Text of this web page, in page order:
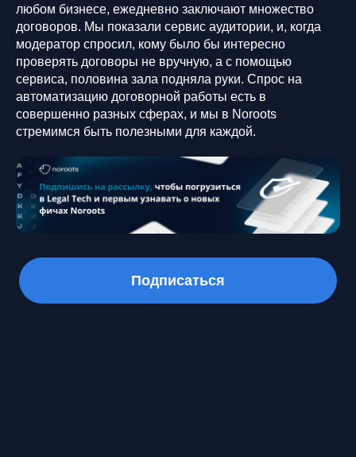
любом бизнесе, ежедневно заключают множество
договоров. Мы показали сервис аудитории, и, когда
модератор спросил, кому было бы интересно
проверять договоры не вручную, а с помощью
сервиса, половина зала подняла руки. Спрос на
автоматизацию договорной работы есть в
совершенно разных сферах, и мы в Noroots
стремимся быть полезными для каждой.
Подписаться